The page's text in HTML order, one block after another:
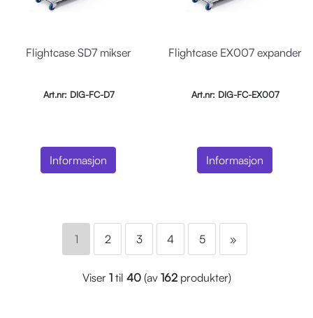
Flightcase SD7 mikser
Art.nr: DIG-FC-D7
Informasjon
Flightcase EX007 expander
Art.nr: DIG-FC-EX007
Informasjon
1 2 3 4 5 »
Viser 1til 40(av 162produkter)